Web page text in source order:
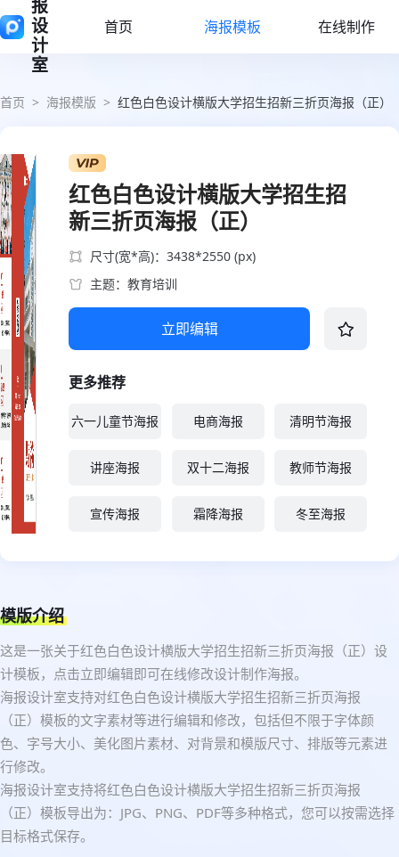
报
设
计
室
首页 海报模板 在线制作
首页 > 海报模版 > 红色白色设计横版大学招生招新三折页海报（正）
红色白色设计横版大学招生招
新三折页海报（正）
尺寸(宽*高)：3438*2550 (px)
主题：教育培训
立即编辑
更多推荐
六一儿童节海报 电商海报 清明节海报
讲座海报 双十二海报 教师节海报
宣传海报 霜降海报 冬至海报
模版介绍
这是一张关于红色白色设计横版大学招生招新三折页海报（正）设
计模板，点击立即编辑即可在线修改设计制作海报。
海报设计室支持对红色白色设计横版大学招生招新三折页海报
（正）模板的文字素材等进行编辑和修改，包括但不限于字体颜
色、字号大小、美化图片素材、对背景和模版尺寸、排版等元素进
行修改。
海报设计室支持将红色白色设计横版大学招生招新三折页海报
（正）模板导出为：JPG、PNG、PDF等多种格式，您可以按需选择
目标格式保存。